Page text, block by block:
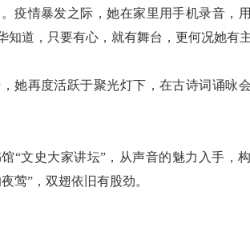
情暴发之际，她在家里用手机录音，
知道，只要有心，就有舞台，更何况她有
再度活跃于聚光灯下，在古诗词诵咏
文史大家讲坛”，从声音的魅力入手，
莺”，双翅依旧有股劲。